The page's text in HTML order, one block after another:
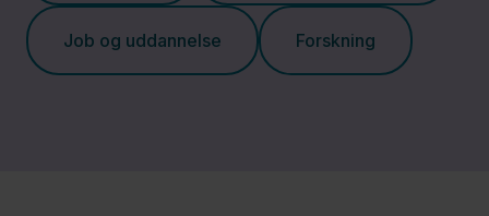
Job og uddannelse Forskning